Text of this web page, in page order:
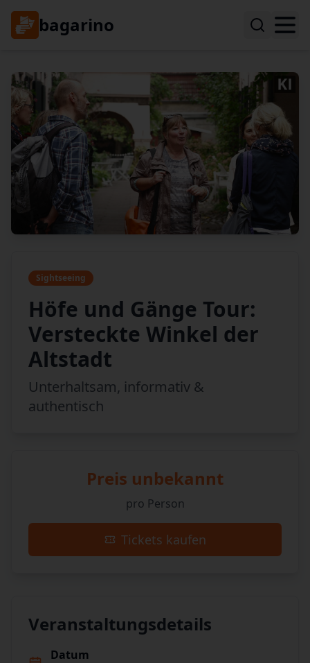
bagarino
Sightseeing
Höfe und Gänge Tour:
Versteckte Winkel der
Altstadt
Unterhaltsam, informativ &
authentisch
Preis unbekannt
pro Person
Tickets kaufen
Veranstaltungsdetails
Datum